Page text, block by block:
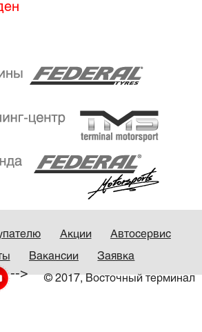
Акции Автосервис
Вакансии Заявка
© 2017, Восточный терминал
-->